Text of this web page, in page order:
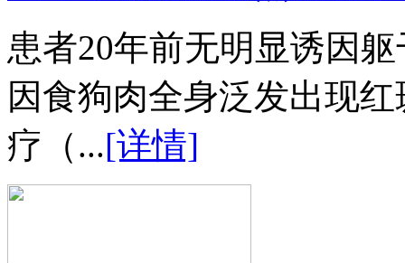
患者20年前无明显诱因
因食狗肉全身泛发出现
疗（...[详情]